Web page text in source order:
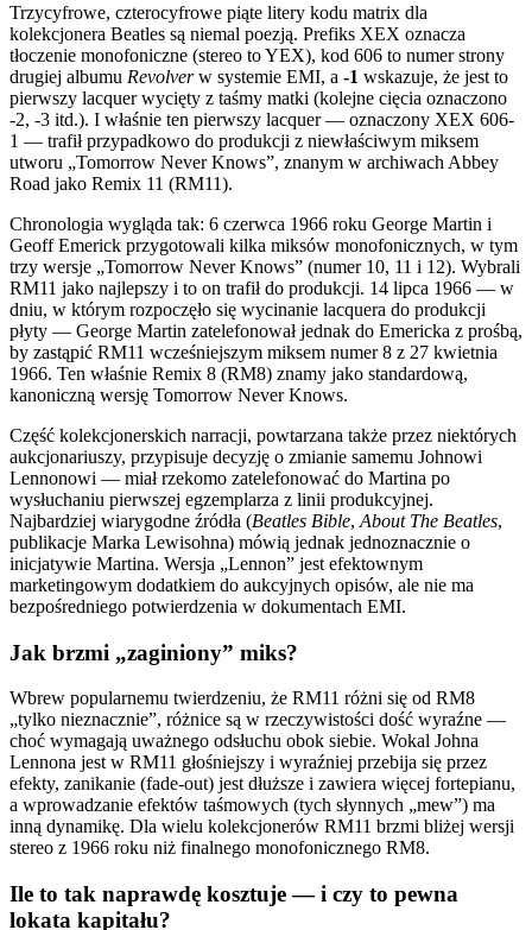
Trzycyfrowe, czterocyfrowe piąte litery kodu matrix dla
kolekcjonera Beatles są niemal poezją. Prefiks XEX oznacza
tłoczenie monofoniczne (stereo to YEX), kod 606 to numer strony
drugiej albumu Revolverw systemie EMI, a -1 wskazuje, że jest to
pierwszy lacquer wycięty z taśmy matki (kolejne cięcia oznaczono
-2, -3 itd.). I właśnie ten pierwszy lacquer — oznaczony XEX 606-
1 — trafił przypadkowo do produkcji z niewłaściwym miksem
utworu „Tomorrow Never Knows”, znanym w archiwach Abbey
Road jako Remix 11 (RM11).
Chronologia wygląda tak: 6 czerwca 1966 roku George Martin i
Geoff Emerick przygotowali kilka miksów monofonicznych, w tym
trzy wersje „Tomorrow Never Knows” (numer 10, 11 i 12). Wybrali
RM11 jako najlepszy i to on trafił do produkcji. 14 lipca 1966 — w
dniu, w którym rozpoczęło się wycinanie lacquera do produkcji
płyty — George Martin zatelefonował jednak do Emericka z prośbą,
by zastąpić RM11 wcześniejszym miksem numer 8 z 27 kwietnia
1966. Ten właśnie Remix 8 (RM8) znamy jako standardową,
kanoniczną wersję Tomorrow Never Knows.
Część kolekcjonerskich narracji, powtarzana także przez niektórych
aukcjonariuszy, przypisuje decyzję o zmianie samemu Johnowi
Lennonowi — miał rzekomo zatelefonować do Martina po
wysłuchaniu pierwszej egzemplarza z linii produkcyjnej.
Najbardziej wiarygodne źródła (Beatles Bible, About The Beatles,
publikacje Marka Lewisohna) mówią jednak jednoznacznie o
inicjatywie Martina. Wersja „Lennon” jest efektownym
marketingowym dodatkiem do aukcyjnych opisów, ale nie ma
bezpośredniego potwierdzenia w dokumentach EMI.
Jak brzmi „zaginiony” miks?
Wbrew popularnemu twierdzeniu, że RM11 różni się od RM8
„tylko nieznacznie”, różnice są w rzeczywistości dość wyraźne —
choć wymagają uważnego odsłuchu obok siebie. Wokal Johna
Lennona jest w RM11 głośniejszy i wyraźniej przebija się przez
efekty, zanikanie (fade-out) jest dłuższe i zawiera więcej fortepianu,
a wprowadzanie efektów taśmowych (tych słynnych „mew”) ma
inną dynamikę. Dla wielu kolekcjonerów RM11 brzmi bliżej wersji
stereo z 1966 roku niż finalnego monofonicznego RM8.
Ile to tak naprawdę kosztuje — i czy to pewna
lokata kapitału?